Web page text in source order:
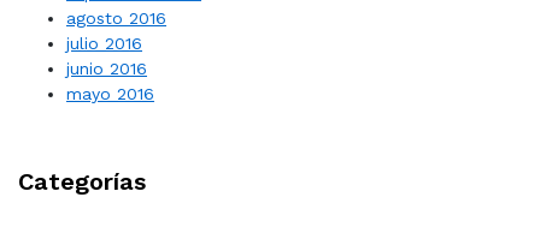
agosto 2016
julio 2016
junio 2016
mayo 2016
Categorías